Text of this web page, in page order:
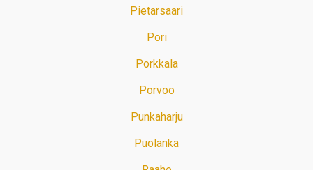
Pietarsaari
Pori
Porkkala
Porvoo
Punkaharju
Puolanka